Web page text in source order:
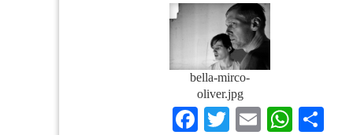
bella-mirco-
oliver.jpg
Facebook
TwitterEmail